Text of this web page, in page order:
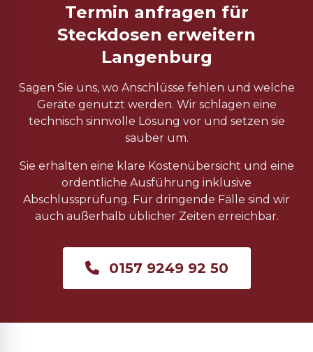
Termin anfragen für
Steckdosen erweitern
Langenburg
Sagen Sie uns, wo Anschlüsse fehlen und welche
Geräte genutzt werden. Wir schlagen eine
technisch sinnvolle Lösung vor und setzen sie
sauber um.
Sie erhalten eine klare Kostenübersicht und eine
ordentliche Ausführung inklusive
Abschlussprüfung. Für dringende Fälle sind wir
auch außerhalb üblicher Zeiten erreichbar.
0157 9249 92 50